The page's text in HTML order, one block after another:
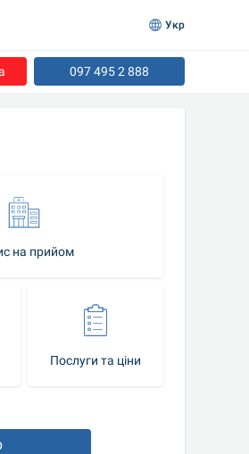
097 495 2 888
на прийом
Послуги та ціни
Укр